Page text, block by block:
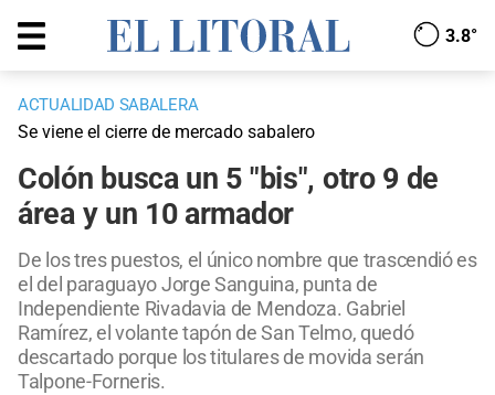
3.8°
ACTUALIDAD SABALERA
Se viene el cierre de mercado sabalero
Colón busca un 5 "bis", otro 9 de
área y un 10 armador
De los tres puestos, el único nombre que trascendió es
el del paraguayo Jorge Sanguina, punta de
Independiente Rivadavia de Mendoza. Gabriel
Ramírez, el volante tapón de San Telmo, quedó
descartado porque los titulares de movida serán
Talpone-Forneris.